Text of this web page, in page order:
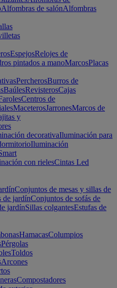
Alfombras de salónAlfombras
EspejosRelojes de
pintados a manoMarcosPlacas
PercherosBurros de
BaúlesRevisterosCajas
Centros de
MaceterosJarronesMarcos de
y
decorativaIluminación para
Iluminación
con rielesCintas Led
Conjuntos de mesas y sillas de
de jardínConjuntos de sofás de
jardínSillas colgantesEstufas de
HamacasColumpios
Pérgolas
Toldos
Arcones
Compostadores